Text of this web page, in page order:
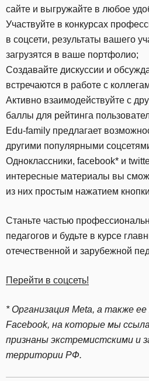
сайте и выгружайте в любое
Участвуйте в конкурсах
в соцсети, результаты вашего
загрузятся в ваше портфолио;
Создавайте дискуссии и
встречаются в работе с
Активно взаимодействуйте с
баллы для рейтинга
Edu-family предлагает
другими популярными
Одноклассники, facebook* и
интересные материалы вы
из них простым нажатием
Станьте частью
педагогов и будьте в курсе
отечественной и зарубежной
Перейти в соцсеть!
* Организация Meta, а также
Facebook, на которые мы
признаны экстремистскими и
территории РФ.